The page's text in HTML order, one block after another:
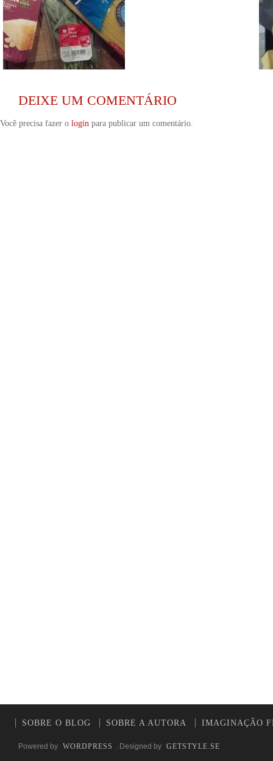
DEIXE UM COMENTÁRIO
Você precisa fazer o login para publicar um comentário.
SOBRE O BLOG SOBRE A AUTORA IMAGINAÇÃO
Powered by WORDPRESS . Designed by GETSTYLE.SE